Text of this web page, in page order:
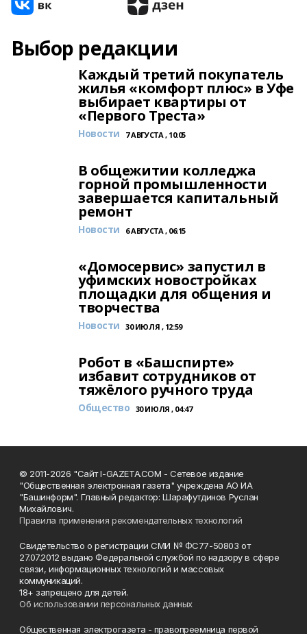
Выбор редакции
Каждый третий покупатель
жилья «комфорт плюс» в Уфе
выбирает квартиры от
«Первого Треста»
Новости 7 АВГУСТА , 10:05
В общежитии колледжа
горной промышленности
завершается капитальный
ремонт
Новости 6 АВГУСТА , 06:15
«Домосервис» запустил в
уфимских новостройках
площадки для общения и
творчества
Новости 30 ИЮЛЯ , 12:59
Робот в «Башспирте»
избавит сотрудников от
тяжёлого ручного труда
Общество 30 ИЮЛЯ , 04:47
© 2011-2026 "Сайт I-GAZETA.COM - Сетевое издание
"Общественная электронная газета" учреждена АО ИА
"Башинформ". Главный редактор: Шарафутдинов Руслан
Михайлович.
Правила применения рекомендательных технологий
Свидетельство о регистрации СМИ № ФС77-50803 от
27.07.2012 выдано Федеральной службой по надзору в сфере
связи, информационных технологий и массовых
коммуникаций.
18+ запрещено для детей.
Об использовании персональных данных
Общественная электрогазета - правопреемница первой